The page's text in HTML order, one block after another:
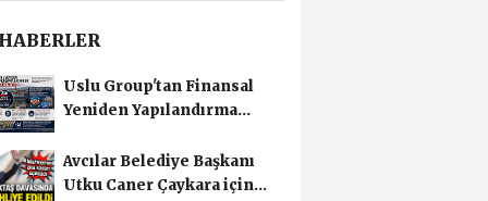
Uslu Group'tan Finansal
Yeniden Yapılandırma
Avcılar Belediye Başkanı
Utku Caner Çaykara için